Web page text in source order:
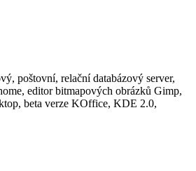
poštovní, relační databázový server,
editor bitmapových obrázků Gimp,
beta verze KOffice, KDE 2.0,